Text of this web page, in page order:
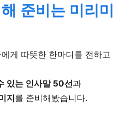
준비는 미리미
게 따뜻한 한마디를 전하고
있는 인사말 50선과
지 를 준비해봤습니다.